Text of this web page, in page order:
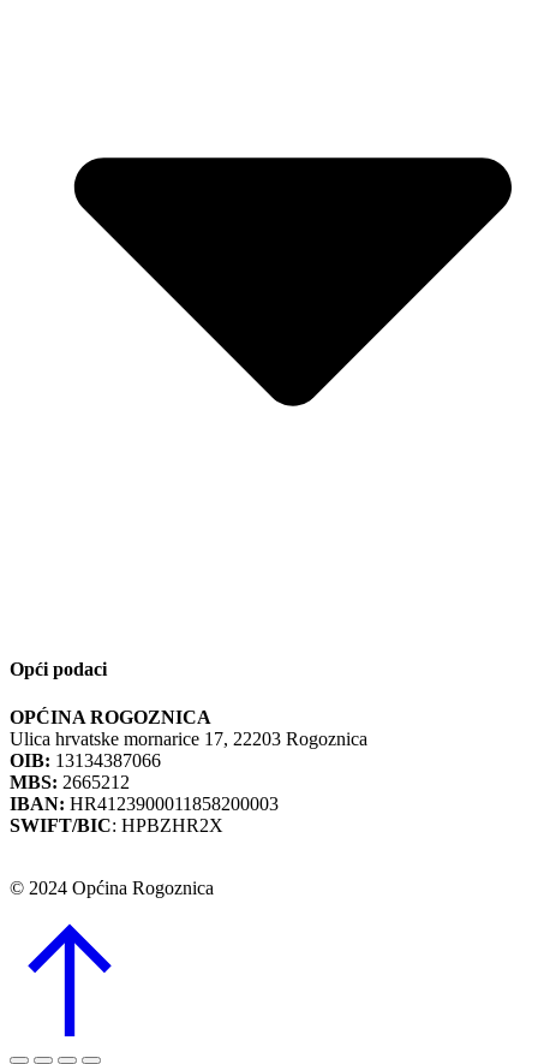
Opći podaci
OPĆINA ROGOZNICA
Ulica hrvatske mornarice 17, 22203 Rogoznica
OIB: 13134387066
MBS: 2665212
IBAN: HR4123900011858200003
SWIFT/BIC: HPBZHR2X
© 2024 Općina Rogoznica